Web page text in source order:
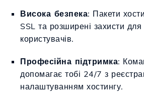
Висока безпека: Пакети
SSL та розширені захисти
користувачів.
Професійна підтримка:
допомагає тобі 24/7 з
налаштуванням хостингу.